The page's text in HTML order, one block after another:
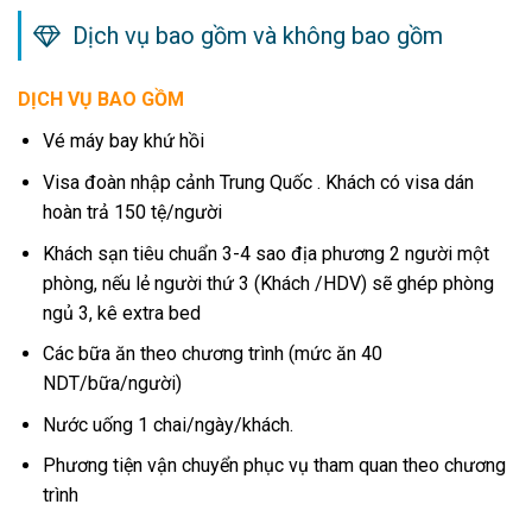
Dịch vụ bao gồm và không bao gồm
DỊCH VỤ BAO GỒM
Vé máy bay khứ hồi
Visa đoàn nhập cảnh Trung Quốc . Khách có visa dán
hoàn trả 150 tệ/người
Khách sạn tiêu chuẩn 3-4 sao địa phương 2 người một
phòng, nếu lẻ người thứ 3 (Khách /HDV) sẽ ghép phòng
ngủ 3, kê extra bed
Các bữa ăn theo chương trình (mức ăn 40
NDT/bữa/người)
Nước uống 1 chai/ngày/khách.
Phương tiện vận chuyển phục vụ tham quan theo chương
trình